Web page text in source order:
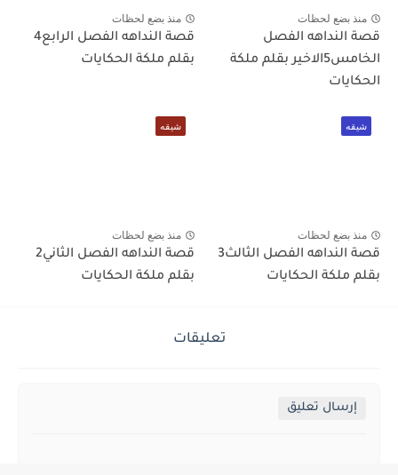
منذ بضع لحظات
قصة النداهه الفصل
الخامس5الاخير بقلم ملكة
الحكايات
منذ بضع لحظات
قصة النداهه الفصل الرابع4
بقلم ملكة الحكايات
شيقه
منذ بضع لحظات
قصة النداهه الفصل الثالث3
بقلم ملكة الحكايات
شيقه
منذ بضع لحظات
قصة النداهه الفصل الثاني2
بقلم ملكة الحكايات
تعليقات
إرسال تعليق